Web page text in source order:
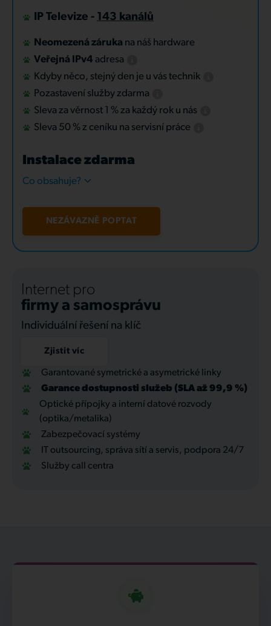
IP Televize - 143 kanálů
Neomezená záruka na náš hardware
Veřejná IPv4 adresa
Kdyby něco, stejný den je u vás technik
Pozastavení služby zdarma
Sleva za věrnost 1 % za každý rok u nás
Sleva 50 % z ceníku na servisní práce
Instalace zdarma
Co obsahuje?
NEZÁVAZNĚ POPTAT
Internet pro
firmy a samosprávu
Individuální řešení na klíč
Zjistit víc
Garantované symetrické a asymetrické linky
Garance dostupnosti služeb (SLA až 99,9 %)
Optické přípojky a interní datové rozvody
(optika/metalika)
Zabezpečovací systémy
IT outsourcing, správa sítí a servis, podpora 24/7
Služby call centra